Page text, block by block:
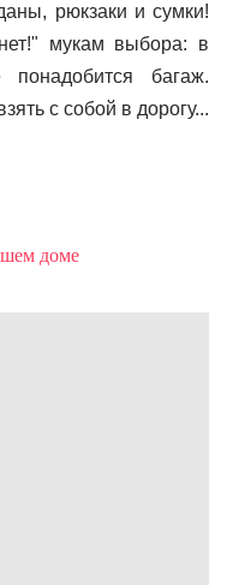
рюкзаки и сумки!
мукам выбора: в
багаж.
с собой в дорогу...
доме